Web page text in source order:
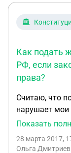
Думы, нам
Ж-1, но к нам
частном
города не
прямых
нас деньги за
которые
дону и за
Как подать
РФ, если
права?
Считаю, что
нарушает
вообще
заплатить.
Показать
28 марта 2017,
Ольга